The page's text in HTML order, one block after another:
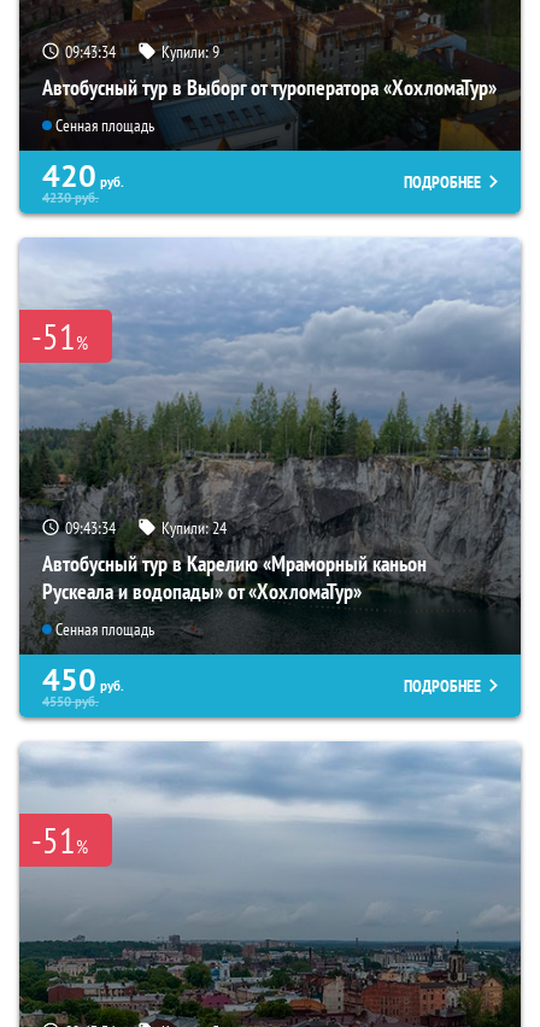
09:43:33 Купили:9
Автобусный тур в Выборг от туроператора «ХохломаТур»
Сенная площадь
420 руб.
4230руб.
ПОДРОБНЕЕ
-51%
09:43:33 Купили:24
Автобусный тур в Карелию «Мраморный каньон
Рускеала и водопады» от «ХохломаТур»
Сенная площадь
450 руб.
4550руб.
ПОДРОБНЕЕ
-51%